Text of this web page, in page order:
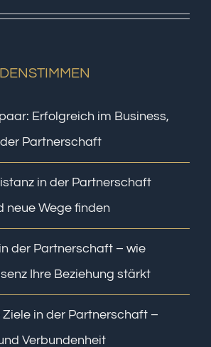
Erfolgreich im Business,
Partnerschaft
in der Partnerschaft
neue Wege finden
der Partnerschaft – wie
Ihre Beziehung stärkt
in der Partnerschaft –
Verbundenheit